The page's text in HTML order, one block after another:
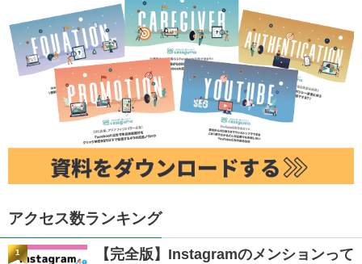
アクセス数ランキング
【完全版】Instagramのメンションって
1